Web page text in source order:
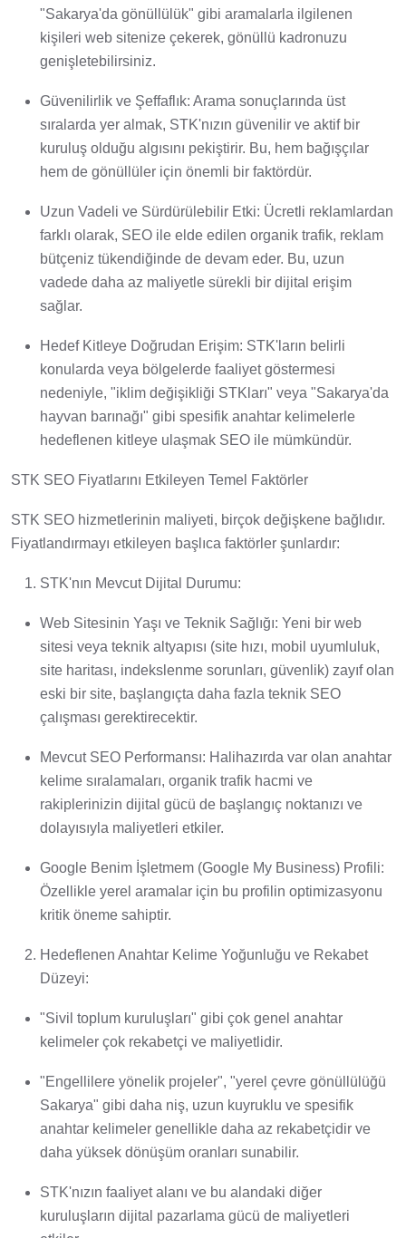
"Sakarya'da gönüllülük" gibi aramalarla ilgilenen
kişileri web sitenize çekerek, gönüllü kadronuzu
genişletebilirsiniz.
Güvenilirlik ve Şeffaflık: Arama sonuçlarında üst
sıralarda yer almak, STK'nızın güvenilir ve aktif bir
kuruluş olduğu algısını pekiştirir. Bu, hem bağışçılar
hem de gönüllüler için önemli bir faktördür.
Uzun Vadeli ve Sürdürülebilir Etki: Ücretli reklamlardan
farklı olarak, SEO ile elde edilen organik trafik, reklam
bütçeniz tükendiğinde de devam eder. Bu, uzun
vadede daha az maliyetle sürekli bir dijital erişim
sağlar.
Hedef Kitleye Doğrudan Erişim: STK'ların belirli
konularda veya bölgelerde faaliyet göstermesi
nedeniyle, "iklim değişikliği STKları" veya "Sakarya'da
hayvan barınağı" gibi spesifik anahtar kelimelerle
hedeflenen kitleye ulaşmak SEO ile mümkündür.
STK SEO Fiyatlarını Etkileyen Temel Faktörler
STK SEO hizmetlerinin maliyeti, birçok değişkene bağlıdır.
Fiyatlandırmayı etkileyen başlıca faktörler şunlardır:
STK'nın Mevcut Dijital Durumu:
Web Sitesinin Yaşı ve Teknik Sağlığı: Yeni bir web
sitesi veya teknik altyapısı (site hızı, mobil uyumluluk,
site haritası, indekslenme sorunları, güvenlik) zayıf olan
eski bir site, başlangıçta daha fazla teknik SEO
çalışması gerektirecektir.
Mevcut SEO Performansı: Halihazırda var olan anahtar
kelime sıralamaları, organik trafik hacmi ve
rakiplerinizin dijital gücü de başlangıç noktanızı ve
dolayısıyla maliyetleri etkiler.
Google Benim İşletmem (Google My Business) Profili:
Özellikle yerel aramalar için bu profilin optimizasyonu
kritik öneme sahiptir.
Hedeflenen Anahtar Kelime Yoğunluğu ve Rekabet
Düzeyi:
"Sivil toplum kuruluşları" gibi çok genel anahtar
kelimeler çok rekabetçi ve maliyetlidir.
"Engellilere yönelik projeler", "yerel çevre gönüllülüğü
Sakarya" gibi daha niş, uzun kuyruklu ve spesifik
anahtar kelimeler genellikle daha az rekabetçidir ve
daha yüksek dönüşüm oranları sunabilir.
STK'nızın faaliyet alanı ve bu alandaki diğer
kuruluşların dijital pazarlama gücü de maliyetleri